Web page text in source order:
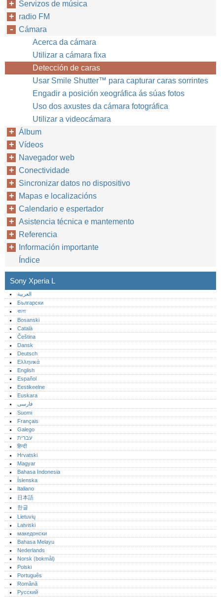
Servizos de música
radio FM
Cámara
Acerca da cámara
Utilizar a cámara fixa
Detección de caras
Usar Smile Shutter™‎ para capturar caras sorrintes
Engadir a posición xeográfica ás súas fotos
Uso dos axustes da cámara fotográfica
Utilizar a videocámara
Álbum
Vídeos
Navegador web
Conectividade
Sincronizar datos no dispositivo
Mapas e localizacións
Calendario e espertador
Asistencia técnica e mantemento
Referencia
Información importante
Índice
Sony Xperia L
العربية
Български
বাংলা
Bosanski
Català
Čeština
Dansk
Deutsch
Ελληνικά
English
Español
Eestikeelne
Euskara
فارسی
Suomi
Français
Galego
עברית
हिन्दी
Hrvatski
Magyar
Bahasa Indonesia
Íslenska
Italiano
日本語
한글
Lietuvių
Latviski
македонски
Bahasa Melayu
Nederlands
Norsk (bokmål)‎
Polski
Português‎
Română
Русский